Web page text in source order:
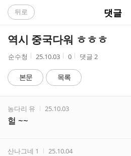
C
A
댓글
뒤로
역시 중국다워 ㅎㅎㅎ
작
자
순수청
작
시
간
25.10.03
조
수
0 댓글 2
본문 목록
작성자
농다리 유 작성시간
25.10.03
헐 ~~
작성자
산나그네 1 작성시간
25.10.04